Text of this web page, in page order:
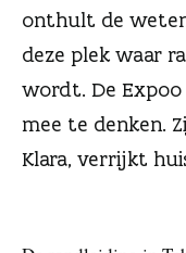
onthult de
deze plek waar
wordt. De
mee te denken.
Klara, verrijkt